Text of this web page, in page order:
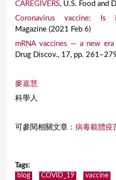
CAREGIVERS, U.S. Food and
Coronavirus vaccine: Is
Magazine (2021 Feb 6)
mRNA vaccines — a new
Drug Discov., 17, pp.
麥嘉慧
科學人
可參閱相關文章： 病毒載體疫
Tags:
blog
COVID_19 vaccine